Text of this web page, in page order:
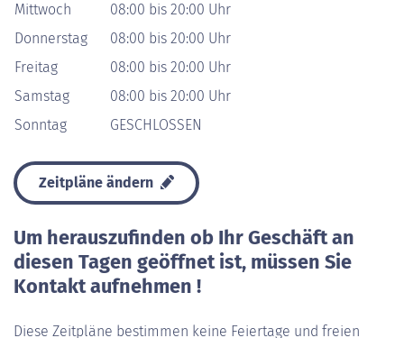
Mittwoch
08:00 bis 20:00 Uhr
Donnerstag
08:00 bis 20:00 Uhr
Freitag
08:00 bis 20:00 Uhr
Samstag
08:00 bis 20:00 Uhr
Sonntag
GESCHLOSSEN
Zeitpläne ändern
Um herauszufinden ob Ihr Geschäft an
diesen Tagen geöffnet ist, müssen Sie
Kontakt aufnehmen !
Diese Zeitpläne bestimmen keine Feiertage und freien